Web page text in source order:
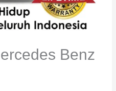
Benz